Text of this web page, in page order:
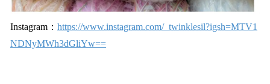
Instagram： https://www.instagram.com/_twinklesil?igsh=MTV1
NDNyMWh3dGliYw==